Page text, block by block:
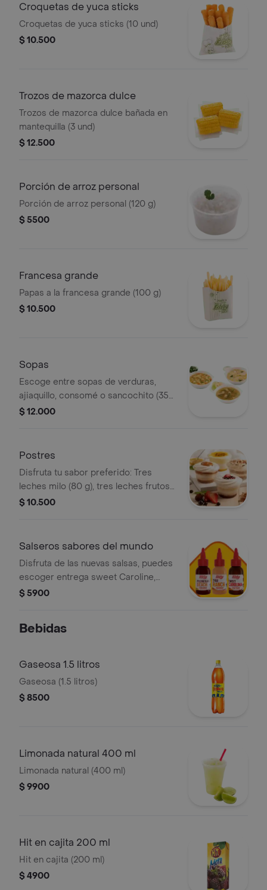
Croquetas de yuca sticks
Croquetas de yuca sticks (10 und)
$ 10.500
Trozos de mazorca dulce
Trozos de mazorca dulce bañada en
mantequilla (3 und)
$ 12.500
Porción de arroz personal
Porción de arroz personal (120 g)
$ 5500
Francesa grande
Papas a la francesa grande (100 g)
$ 10.500
Sopas
Escoge entre sopas de verduras,
ajiaquillo, consomé o sancochito (350
g)
$ 12.000
Postres
Disfruta tu sabor preferido: Tres
leches milo (80 g), tres leches frutos
rojos (90 g), combinado de maracuyá
$ 10.500
Salseros sabores del mundo
Disfruta de las nuevas salsas, puedes
escoger entrega sweet Caroline,
Polynesian beach o Thai ranch
$ 5900
Bebidas
Gaseosa 1.5 litros
Gaseosa (1.5 litros)
$ 8500
Limonada natural 400 ml
Limonada natural (400 ml)
$ 9900
Hit en cajita 200 ml
Hit en cajita (200 ml)
$ 4900